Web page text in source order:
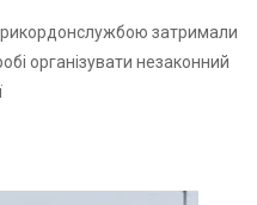
затримали
організувати незаконний